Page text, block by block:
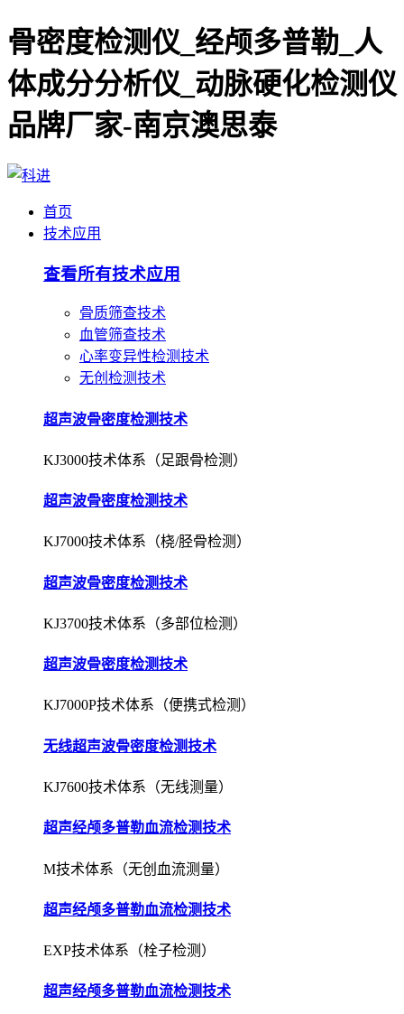
骨密度检测仪_经颅多普勒_人
体成分分析仪_动脉硬化检测仪
品牌厂家-南京澳思泰
首页
技术应用
查看所有技术应用
骨质筛查技术
血管筛查技术
心率变异性检测技术
无创检测技术
超声波骨密度检测技术
KJ3000技术体系（足跟骨检测）
超声波骨密度检测技术
KJ7000技术体系（桡/胫骨检测）
超声波骨密度检测技术
KJ3700技术体系（多部位检测）
超声波骨密度检测技术
KJ7000P技术体系（便携式检测）
无线超声波骨密度检测技术
KJ7600技术体系（无线测量）
超声经颅多普勒血流检测技术
M技术体系（无创血流测量）
超声经颅多普勒血流检测技术
EXP技术体系（栓子检测）
超声经颅多普勒血流检测技术